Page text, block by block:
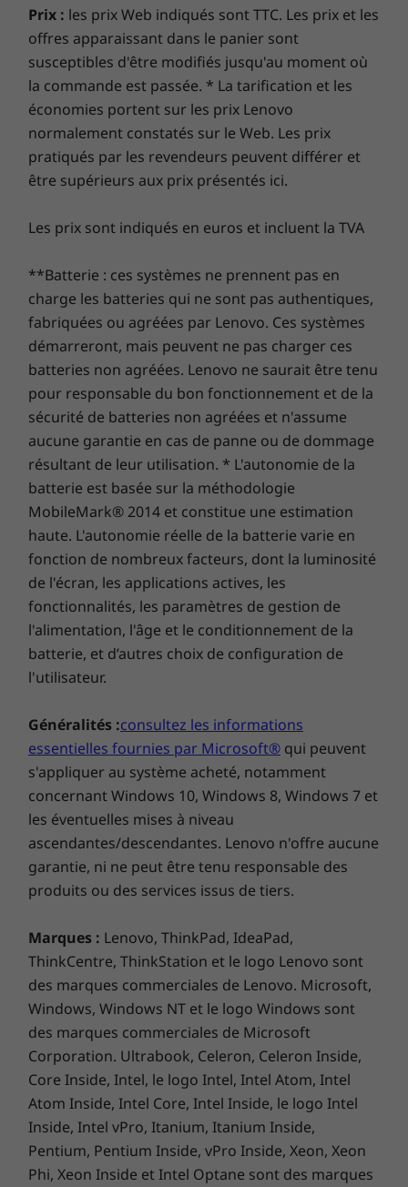
performances dans les jeux, le tout sans aucun
compromis sur la vitesse générale et la
réactivité du système. Ainsi, qu’il s’agisse de
jouer ou de retoucher des contenus
multimédias, vous bénéficierez d’une image
toujours parfaite.
Charge rapide disponible à
tout moment
Vous êtes à court de batterie et vous manquez
de temps ? Comme l’Ideapad 330s prend en
charge la fonction RapidCharge, 15 minutes de
branchement suffisent pour obtenir jusqu’à 2
heures d’utilisation* ! Vous pourrez aussi
charger votre téléphone et vos autres
appareils via le port USB 3.0, même lorsque
temps au maximum !
* En mode éteint. Alimentation 65 W requise.
Windows 10 s’améliore sans
cesse
Profitez du meilleur de Windows 10, avec une
nouvelle mise à jour débordant de
repensée, l’application Photos permet de
raconter des histoires en vidéo de manière
plus facile et plus amusante : vous pouvez
ajouter une bande-son, utiliser des transitions
et des effets 3D, et bien plus encore. Et le
partage de vos créations est plus rapide que
jamais, grâce à des paramètres intuitifs qui
vous permettent de vous connecter
instantanément aux gens que vous aimez.
portable
Chez Lenovo, chaque ordinateur portable bénéficie
d’une garantie d’un an sur la batterie, quelle que soit
la garantie de votre système. Mais voici ce qui change
vraiment la donne : sur certains PC, nous offrons
uneSealed Battery Warranty de 3 ans.Bénéficiez de
trois ans d’autonomie de batterie en achetant cette
mise à niveau avec votre appareil ou pendant la
période de garantie initiale d’un an (si votre batterie
couverture pour un remplacement de la batterie en
possibilité de passer au service sur site, On-site
Service. Chez Lenovo, l’excellence constitue l’alliance
des performances et de la protection des portables !
Prix : les prix Web indiqués sont TTC. Les prix et les
offres apparaissant dans le panier sont
susceptibles d'être modifiés jusqu'au moment où
la commande est passée. * La tarification et les
économies portent sur les prix Lenovo
normalement constatés sur le Web. Les prix
pratiqués par les revendeurs peuvent différer et
être supérieurs aux prix présentés ici.
Les prix sont indiqués en euros et incluent la TVA
**Batterie : ces systèmes ne prennent pas en
charge les batteries qui ne sont pas authentiques,
fabriquées ou agréées par Lenovo. Ces systèmes
démarreront, mais peuvent ne pas charger ces
batteries non agréées. Lenovo ne saurait être tenu
pour responsable du bon fonctionnement et de la
sécurité de batteries non agréées et n'assume
aucune garantie en cas de panne ou de dommage
résultant de leur utilisation. * L'autonomie de la
batterie est basée sur la méthodologie
MobileMark® 2014 et constitue une estimation
haute. L'autonomie réelle de la batterie varie en
fonction de nombreux facteurs, dont la luminosité
de l'écran, les applications actives, les
fonctionnalités, les paramètres de gestion de
l'alimentation, l'âge et le conditionnement de la
batterie, et d’autres choix de configuration de
l'utilisateur.
Généralités :consultez les informations
essentielles fournies par Microsoft® qui peuvent
s'appliquer au système acheté, notamment
concernant Windows 10, Windows 8, Windows 7 et
les éventuelles mises à niveau
ascendantes/descendantes. Lenovo n'offre aucune
garantie, ni ne peut être tenu responsable des
produits ou des services issus de tiers.
Marques : Lenovo, ThinkPad, IdeaPad,
ThinkCentre, ThinkStation et le logo Lenovo sont
des marques commerciales de Lenovo. Microsoft,
Windows, Windows NT et le logo Windows sont
des marques commerciales de Microsoft
Corporation. Ultrabook, Celeron, Celeron Inside,
Core Inside, Intel, le logo Intel, Intel Atom, Intel
Atom Inside, Intel Core, Intel Inside, le logo Intel
Inside, Intel vPro, Itanium, Itanium Inside,
Pentium, Pentium Inside, vPro Inside, Xeon, Xeon
Phi, Xeon Inside et Intel Optane sont des marques